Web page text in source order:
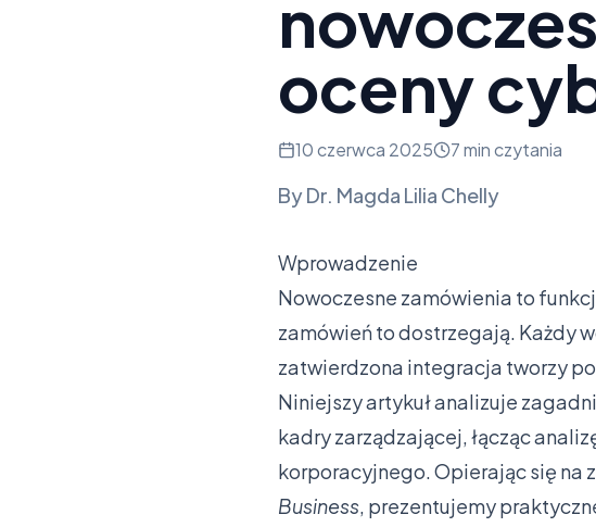
oceny
10 czerwca 2025 7 min czytania
ByDr. Magda Lilia Chelly
Wprowadzenie
Nowoczesne zamówienia to
zamówień to dostrzegają. Każdy
zatwierdzona integracja tworzy
Niniejszy artykuł analizuje
kadry zarządzającej, łącząc
korporacyjnego. Opierając się na
Business, prezentujemy